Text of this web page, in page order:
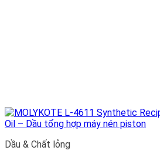
Dầu & Chất lỏng